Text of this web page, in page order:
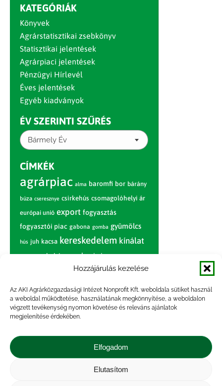
Hozzájárulás kezelése
Az AKI Agrárközgazdasági Intézet Nonprofit Kft. weboldala sütiket használ
a weboldal működtetése, használatának megkönnyítése, a weboldalon
végzett tevékenység nyomon követése és releváns ajánlatok
megjelenítése érdekében.
Elfogadom
Elutasítom
KATEGÓRIÁK
Könyvek
Agrárstatisztikai zsebkönyv
Statisztikai jelentések
Agrárpiaci jelentések
Pénzügyi Hírlevél
Éves jelentések
Egyéb kiadványok
ÉV SZERINTI SZŰRÉS
Bármely Év
CÍMKÉK
agrárpiac alma baromfi bor bárány
búza cseresznye csirkehús csomagolóhelyi ár
európai unió export fogyasztás
fogyasztói piac gabona gomba gyümölcs
hús juh kacsa kereskedelem kínálat
körte marhahús nagybani piac narancs
nemzetközi árinformációk
paradicsom piac piaci jelentés
pulyka pulykahús sertés sertéshús
szarvasmarha termelés
termelői
zöldség árak
átlagárértékesítési ár